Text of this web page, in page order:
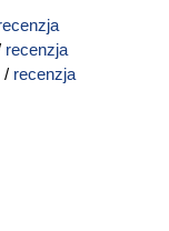
recenzja
/ recenzja